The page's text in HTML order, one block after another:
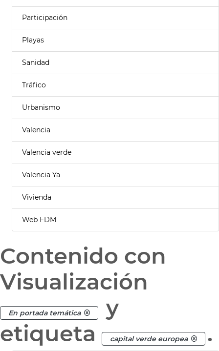
Participación
Playas
Sanidad
Tráfico
Urbanismo
Valencia
Valencia verde
Valencia Ya
Vivienda
Web FDM
Contenido con
Visualización
En portada temática
y
etiqueta
capital verde europea .